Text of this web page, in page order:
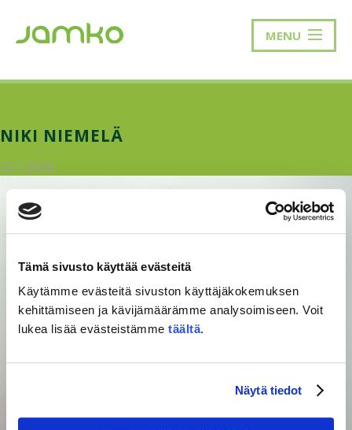
Tämä sivusto käyttää evästeitä
Käytämme evästeitä sivuston käyttäjäkokemuksen
kehittämiseen ja kävijämäärämme analysoimiseen. Voit
lukea lisää evästeistämme täältä.
Näytä tiedot
MENU
NIKI NIEMELÄ
22.1.2020